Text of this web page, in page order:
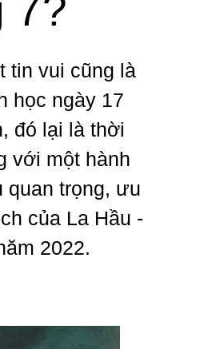
7?
tin vui cũng là
học ngày 17
đó lại là thời
với một hành
quan trọng, ưu
của La Hầu -
2022.